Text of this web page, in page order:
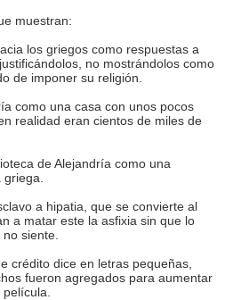
muestran:
los griegos como respuestas a
no mostrándolos como
de imponer su religión.
como una casa con unos pocos
realidad eran cientos de miles de
de Alejandría como una
a hipatia, que se convierte al
a matar este la asfixia sin que lo
siente.
crédito dice en letras pequeñas,
fueron agregados para aumentar